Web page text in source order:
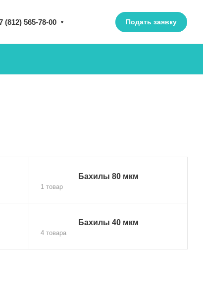
(812) 565-78-00 Подать заявку
Бахилы 80 мкм
1 товар
Бахилы 40 мкм
4 товара